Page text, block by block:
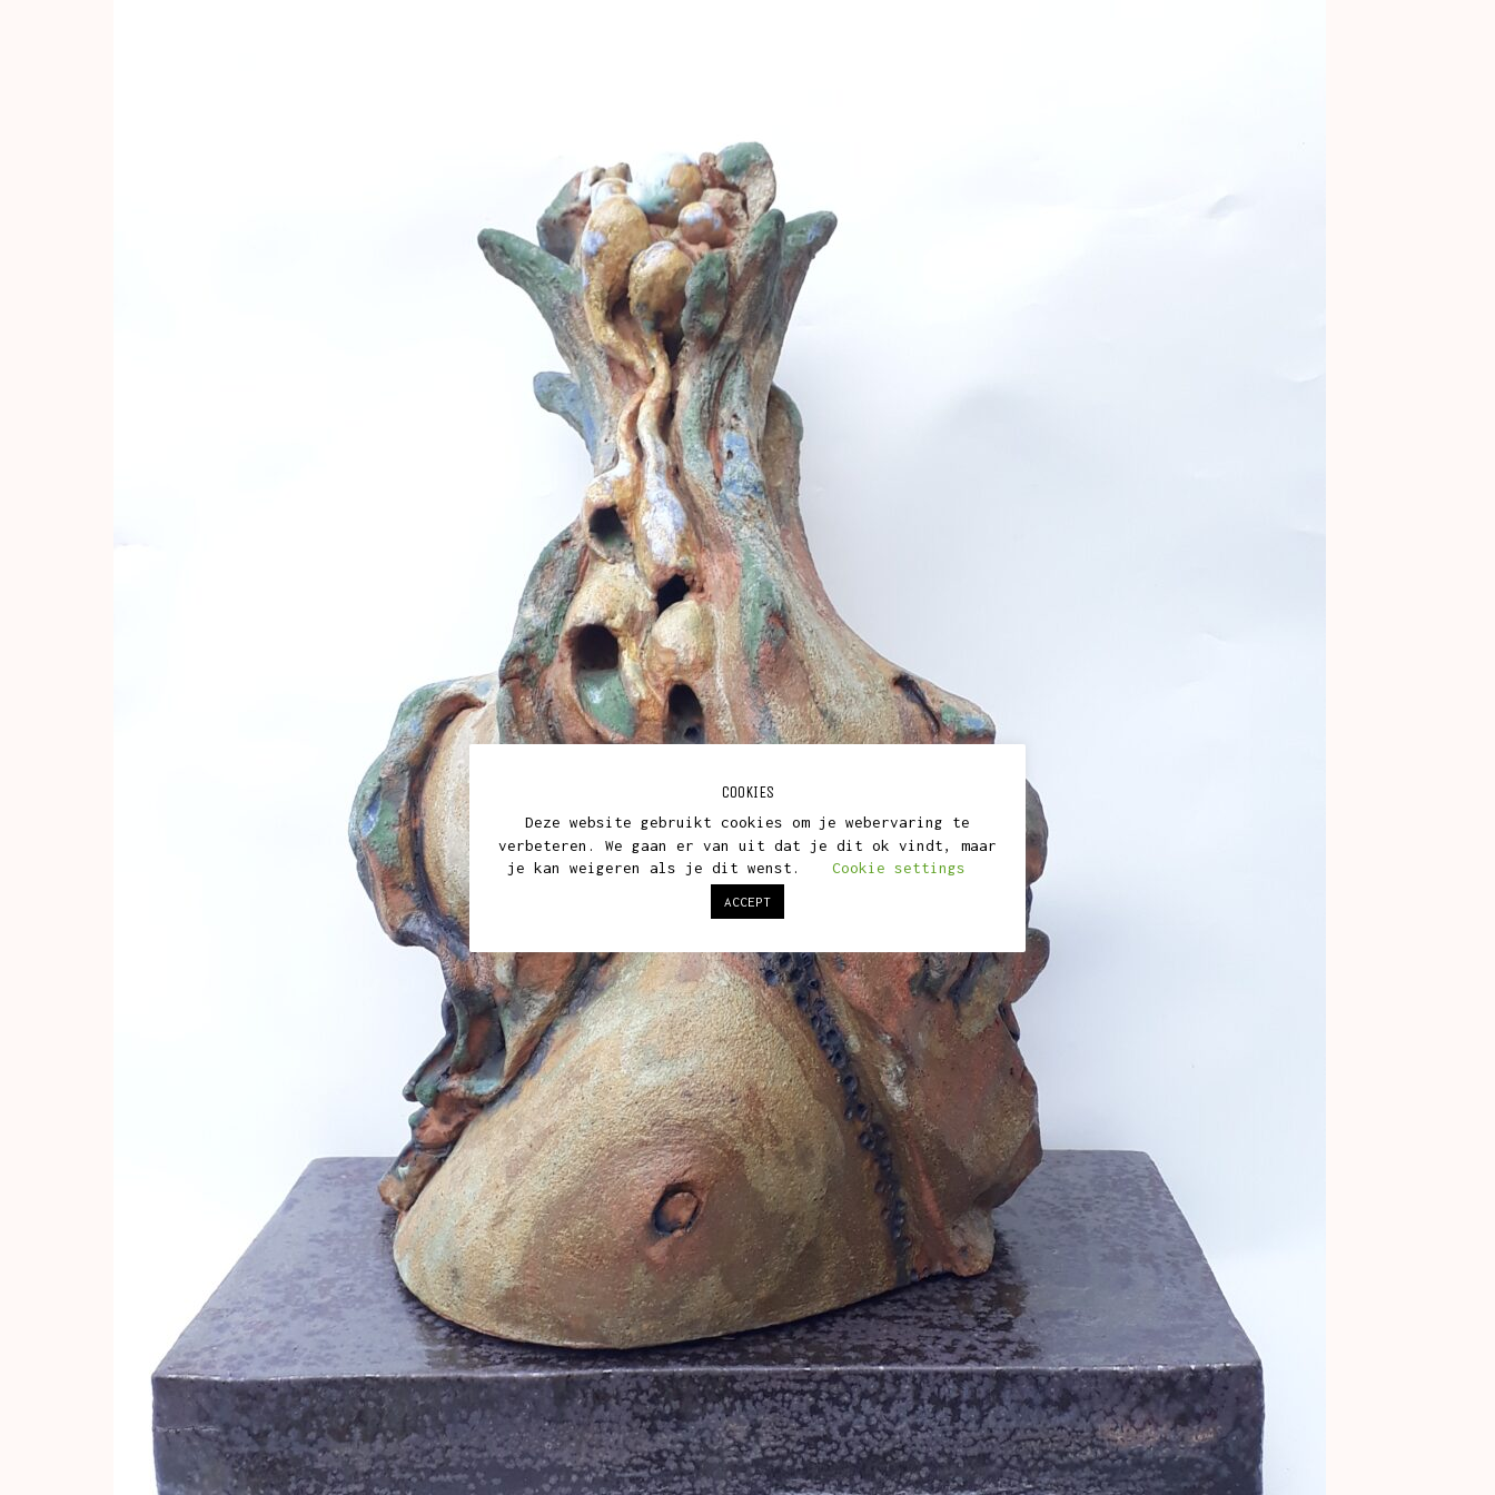
COOKIES
Deze website gebruikt cookies om je webervaring te
verbeteren. We gaan er van uit dat je dit ok vindt, maar
je kan weigeren als je dit wenst.
Cookie settings
ACCEPT